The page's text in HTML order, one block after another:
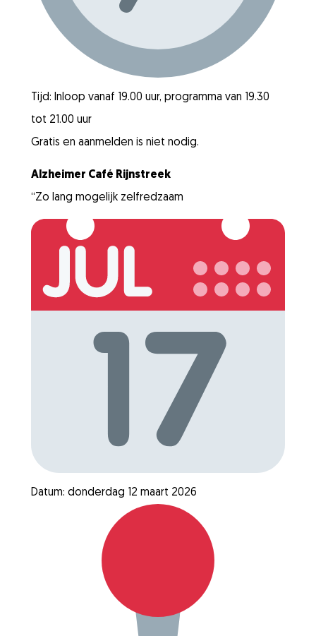
Tijd: Inloop vanaf 19.00 uur, programma van 19.30
tot 21.00 uur
Gratis en aanmelden is niet nodig.
Alzheimer Café Rijnstreek
“Zo lang mogelijk zelfredzaam
Datum: donderdag 12 maart 2026